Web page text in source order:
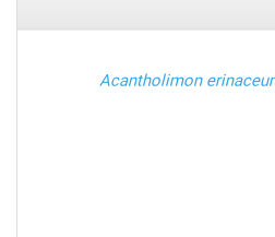
Acantholimon